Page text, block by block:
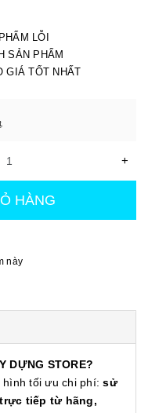
LỖI
SẢN PHẨM
GIÁ TỐT NHẤT
+
HÀNG
này
DỰNG STORE?
hình tối ưu chi phí:sử
tiếp từ hãng,